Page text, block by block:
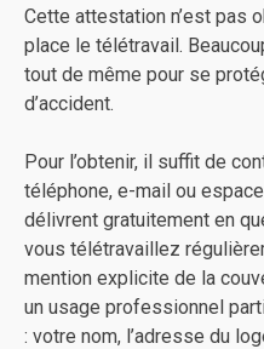
Cette attestation n’est pas
place le télétravail.
tout de même pour se
d’accident.
Pour l’obtenir, il suffit de
téléphone, e-mail ou
délivrent gratuitement en
vous télétravaillez
mention explicite de la
un usage professionnel
: votre nom, l’adresse du